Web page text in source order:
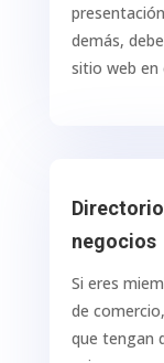
demás,
sitio web en
negocios
Si eres
de
que tengan